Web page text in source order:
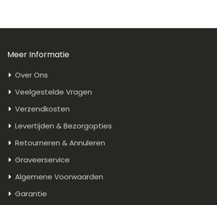
Meer Informatie
Over Ons
Veelgestelde Vragen
Verzendkosten
Levertijden & Bezorgopties
Retourneren & Annuleren
Graveerservice
Algemene Voorwaarden
Garantie